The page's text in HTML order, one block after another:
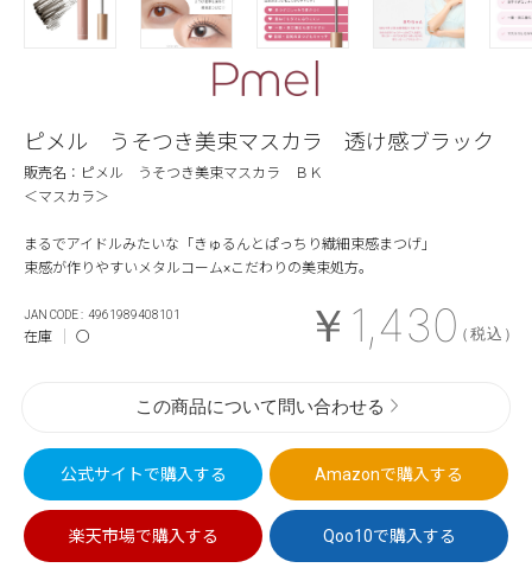
ピメル うそつき美束マスカラ 透け感ブラック
￥1,430（税込）
4961989408101
在庫 〇
販売名：ピメル うそつき美束マスカラ ＢＫ
＜マスカラ＞
まるでアイドルみたいな「きゅるんとぱっちり繊細束感まつげ」
束感が作りやすいメタルコーム×こだわりの美束処方。
この商品について問い合わせる
公式サイトで購入する Amazonで購入する
楽天市場で購入する Qoo10で購入する